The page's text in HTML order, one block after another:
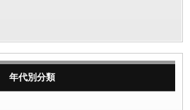
年代別分類